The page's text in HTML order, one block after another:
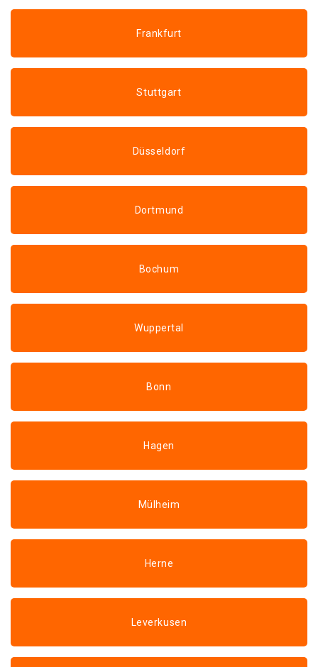
Frankfurt
Stuttgart
Düsseldorf
Dortmund
Bochum
Wuppertal
Bonn
Hagen
Mülheim
Herne
Leverkusen